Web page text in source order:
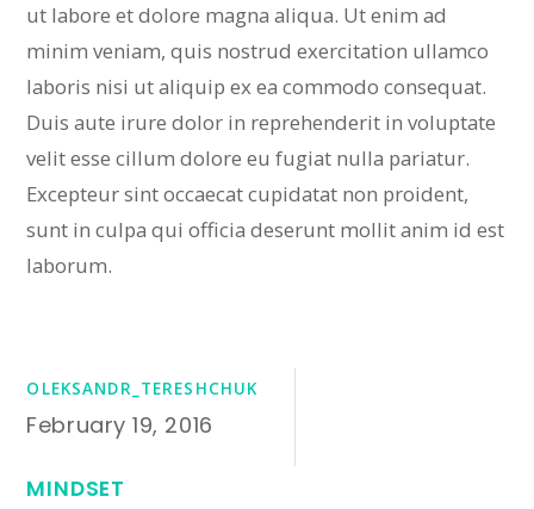
ut labore et dolore magna aliqua. Ut enim ad
minim veniam, quis nostrud exercitation ullamco
laboris nisi ut aliquip ex ea commodo consequat.
Duis aute irure dolor in reprehenderit in voluptate
velit esse cillum dolore eu fugiat nulla pariatur.
Excepteur sint occaecat cupidatat non proident,
sunt in culpa qui officia deserunt mollit anim id est
laborum.
OLEKSANDR_TERESHCHUK
February 19, 2016
MINDSET